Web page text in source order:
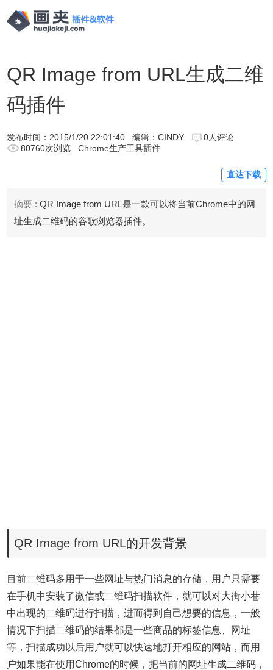
QR Image from URL生成二维
码插件
发布时间： 2015/1/20 22:01:40 编辑：CINDY
0人评论
80760次浏览
Chrome生产工具插件
直达下载
摘要 : QR Image from URL是一款可以将当前Chrome中的网
址生成二维码的谷歌浏览器插件。
QR Image from URL的开发背景
目前二维码多用于一些网址与热门消息的存储，用户只需要
在手机中安装了微信或二维码扫描软件，就可以对大街小巷
中出现的二维码进行扫描，进而得到自己想要的信息，一般
情况下扫描二维码的结果都是一些商品的标签信息、网址
等，扫描成功以后用户就可以快速地打开相应的网站，而用
户如果能在使用Chrome的时候，把当前的网址生成二维码，